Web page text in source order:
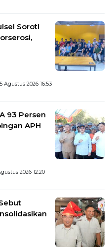
Soroti
Agustus 2026 16:53
93 Persen
APH
2026 12:20